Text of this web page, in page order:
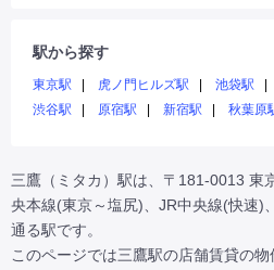
駅から探す
東京駅 虎ノ門ヒルズ駅 池袋駅
渋谷駅
原宿駅 新宿駅 秋葉原
三鷹（ミタカ）駅は、〒181-0013 東
央本線(東京～塩尻)、JR中央線(快速)
通る駅です。
このページでは三鷹駅の店舗賃貸の